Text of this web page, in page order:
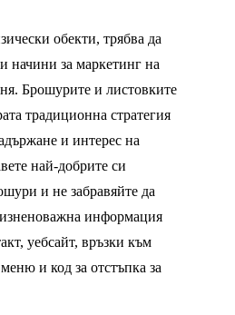
обекти, трябва да
начини за маркетинг на
Брошурите и листовките
традиционна стратегия
и интерес на
най-добрите си
и не забравяйте да
информация
уебсайт, връзки към
и код за отстъпка за